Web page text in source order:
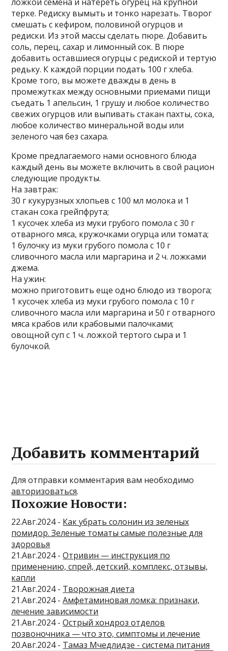
терке. Редиску вымыть и тонко нарезать. Творог
смешать с кефиром, половиной огурцов и
редиски. Из этой массы сделать пюре. Добавить
соль, перец, сахар и лимонный сок. В пюре
добавить оставшиеся огурцы с редиской и тертую
редьку. К каждой порции подать 100 г хлеба.
Кроме того, вы можете дважды в день в
промежутках между основными приемами пищи
съедать 1 апельсин, 1 грушу и любое количество
свежих огурцов или выпивать стакан пахты, сока,
любое количество минеральной воды или
зеленого чая без сахара.
Кроме предлагаемого нами основного блюда
каждый день вы можете включить в свой рацион
следующие продукты.
На завтрак:
30 г кукурузных хлопьев с 100 мл молока и 1
стакан сока грейпфрута;
1 кусочек хлеба из муки грубого помола с 30 г
отварного мяса, кружочками огурца или томата;
1 булочку из муки грубого помола с 10 г
сливочного масла или маргарина и 2 ч. ложками
джема.
На ужин:
можно приготовить еще одно блюдо из творога;
1 кусочек хлеба из муки грубого помола с 10 г
сливочного масла или маргарина и 50 г отварного
мяса крабов или крабовыми палочками;
овощной суп с 1 ч. ложкой тертого сыра и 1
булочкой.
Добавить комментарий
Для отправки комментария вам необходимо
авторизоваться.
Похожие Новости:
22.Авг.2024 - Как убрать солонин из зеленых
помидор. Зеленые томаты самые полезные для
здоровья
21.Авг.2024 -Отривин — инструкция по
применению, спрей, детский, комплекс, отзывы,
капли
21.Авг.2024 - Творожная диета
21.Авг.2024 -Амфетаминовая ломка: признаки,
лечение зависимости
21.Авг.2024 -Острый хондроз отделов
позвоночника — что это, симптомы и лечение
20.Авг.2024 - Тамаз Мчедлидзе - система питания